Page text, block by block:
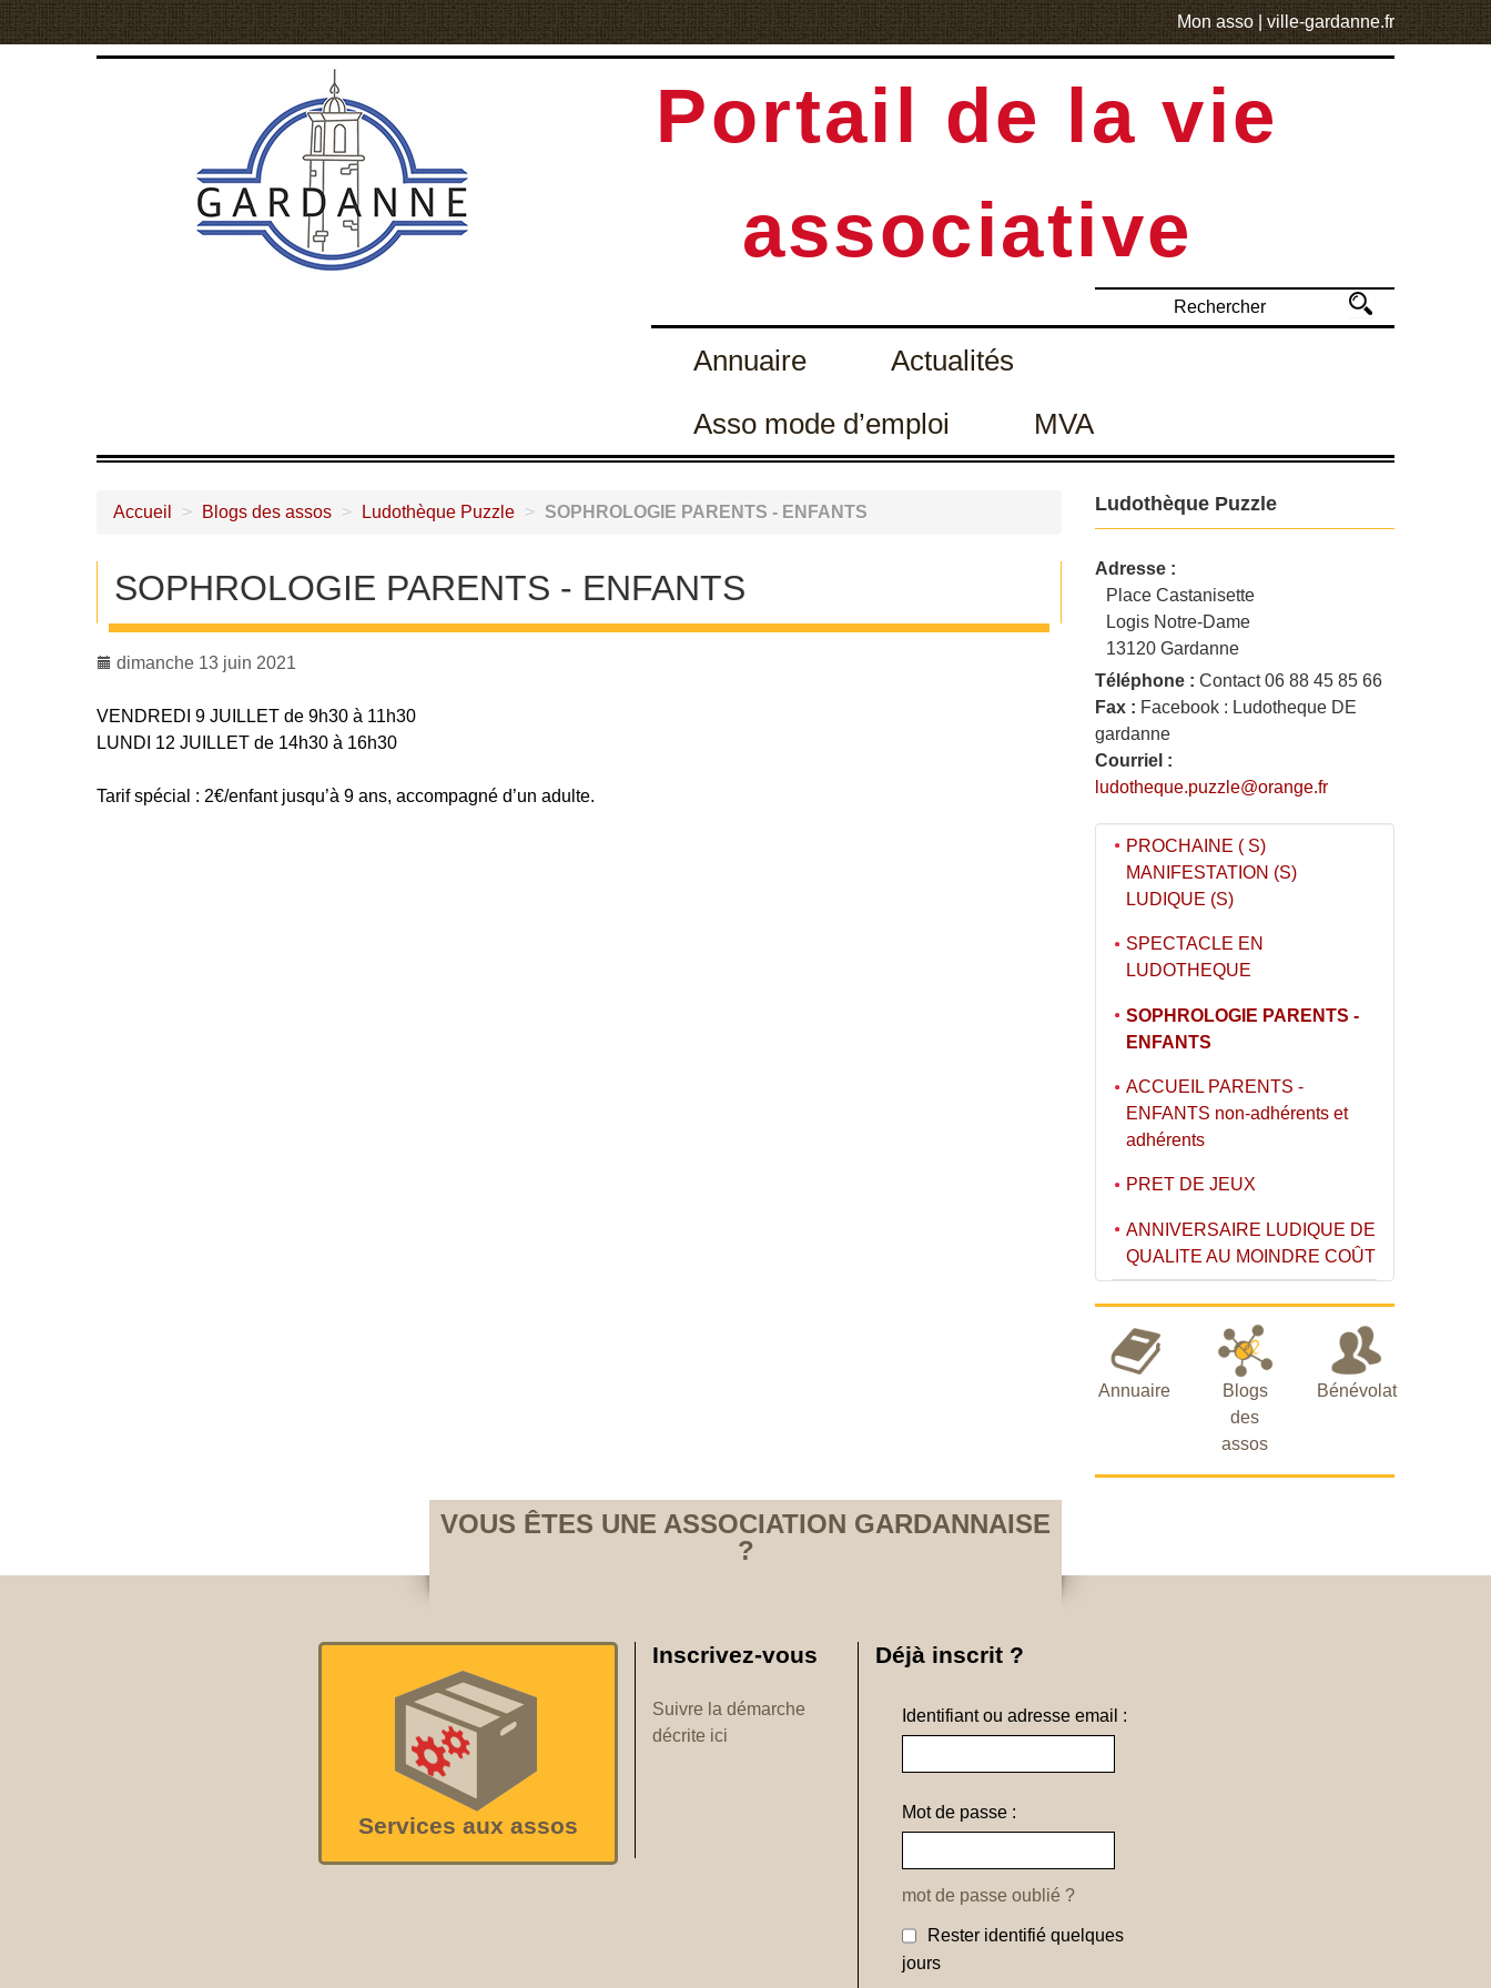
Mon asso| ville-gardanne.fr
Portail de la vie
associative
Annuaire Actualités
Asso mode d’emploi MVA
Accueil > Blogs des assos > Ludothèque Puzzle > SOPHROLOGIE PARENTS - ENFANTS
SOPHROLOGIE PARENTS - ENFANTS
dimanche 13 juin 2021
VENDREDI 9 JUILLET de 9h30 à 11h30
LUNDI 12 JUILLET de 14h30 à 16h30
Tarif spécial : 2€/enfant jusqu’à 9 ans, accompagné d’un adulte.
Ludothèque Puzzle
Adresse :
Place Castanisette
Logis Notre-Dame
13120 Gardanne
Téléphone : Contact 06 88 45 85 66
Fax : Facebook : Ludotheque DE
gardanne
Courriel :
ludotheque.puzzle@orange.fr
PROCHAINE ( S)
MANIFESTATION (S)
LUDIQUE (S)
SPECTACLE EN
LUDOTHEQUE
SOPHROLOGIE PARENTS -
ENFANTS
ACCUEIL PARENTS -
ENFANTS non-adhérents et
adhérents
PRET DE JEUX
ANNIVERSAIRE LUDIQUE DE
QUALITE AU MOINDRE COÛT
Annuaire
Blogs
des
assos
Bénévolat
VOUS ÊTES UNE ASSOCIATION GARDANNAISE
?
Services aux assos
Inscrivez-vous
Suivre la démarche
décrite ici
Déjà inscrit ?
Identifiant ou adresse email :
Mot de passe :
mot de passe oublié ?
Rester identifié quelques
jours